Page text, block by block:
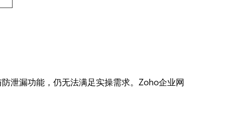
泄漏功能，仍无法满足实操需求。Zoho企业网